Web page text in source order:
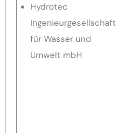
Hydrotec
Ingenieurgesellschaft
für Wasser und
Umwelt mbH